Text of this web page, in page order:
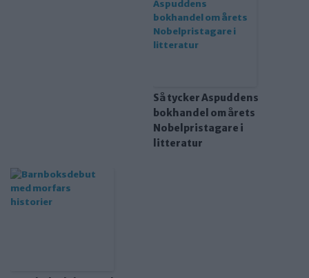
Så tycker Aspuddens
bokhandel om årets
Nobelpristagare i
litteratur